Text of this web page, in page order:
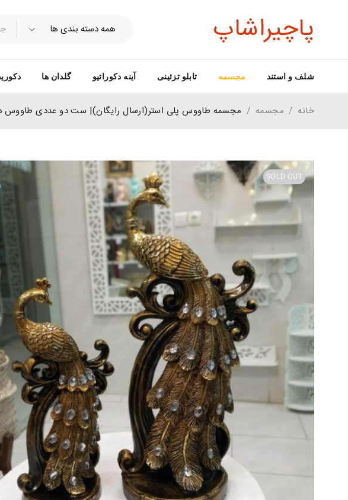
پاچیراشاپ
شلف و استند مجسمه تابلو تزئینی آینه دکوراتیو گلدان ها
خانه / مجسمه / مجسمه طاووس پلی استر(ارسال رایگان)| ست دو عددی طاووس
SOLD OUT